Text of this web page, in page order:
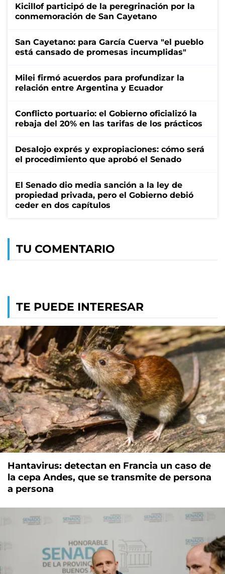
Kicillof participó de la peregrinación por la
conmemoración de San Cayetano
San Cayetano: para García Cuerva "el pueblo
está cansado de promesas incumplidas"
Milei firmó acuerdos para profundizar la
relación entre Argentina y Ecuador
Conflicto portuario: el Gobierno oficializó la
rebaja del 20% en las tarifas de los prácticos
Desalojo exprés y expropiaciones: cómo será
el procedimiento que aprobó el Senado
El Senado dio media sanción a la ley de
propiedad privada, pero el Gobierno debió
ceder en dos capítulos
TU COMENTARIO
TE PUEDE INTERESAR
Hantavirus: detectan en Francia un caso de
la cepa Andes, que se transmite de persona
a persona